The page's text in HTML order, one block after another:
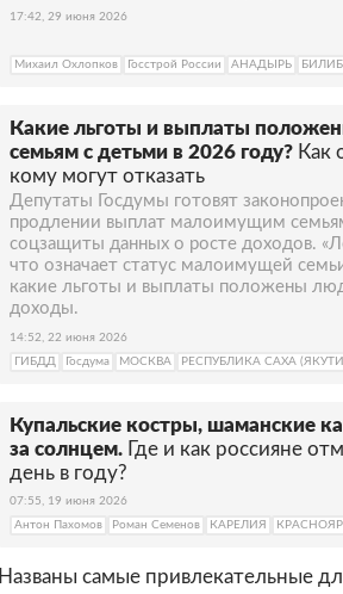
17:42, 29 июня 2026
Михаил Охлопков Госстрой России АНАДЫРЬ
Какие льготы и выплаты
семьям с детьми в 2026 году? Как
кому могут отказать
Депутаты Госдумы готовят
продлении выплат малоимущим
соцзащиты данных о росте доходов.
что означает статус малоимущей
какие льготы и выплаты положены
доходы.
14:52, 22 июня 2026
ГИБДД
Госдума МОСКВА РЕСПУБЛИКА САХА
Купальские костры, шаманские
за солнцем. Где и как россияне
день в году?
07:55, 19 июня 2026
Антон Пахомов
Роман Семенов КАРЕЛИЯ
Названы самые привлекательные